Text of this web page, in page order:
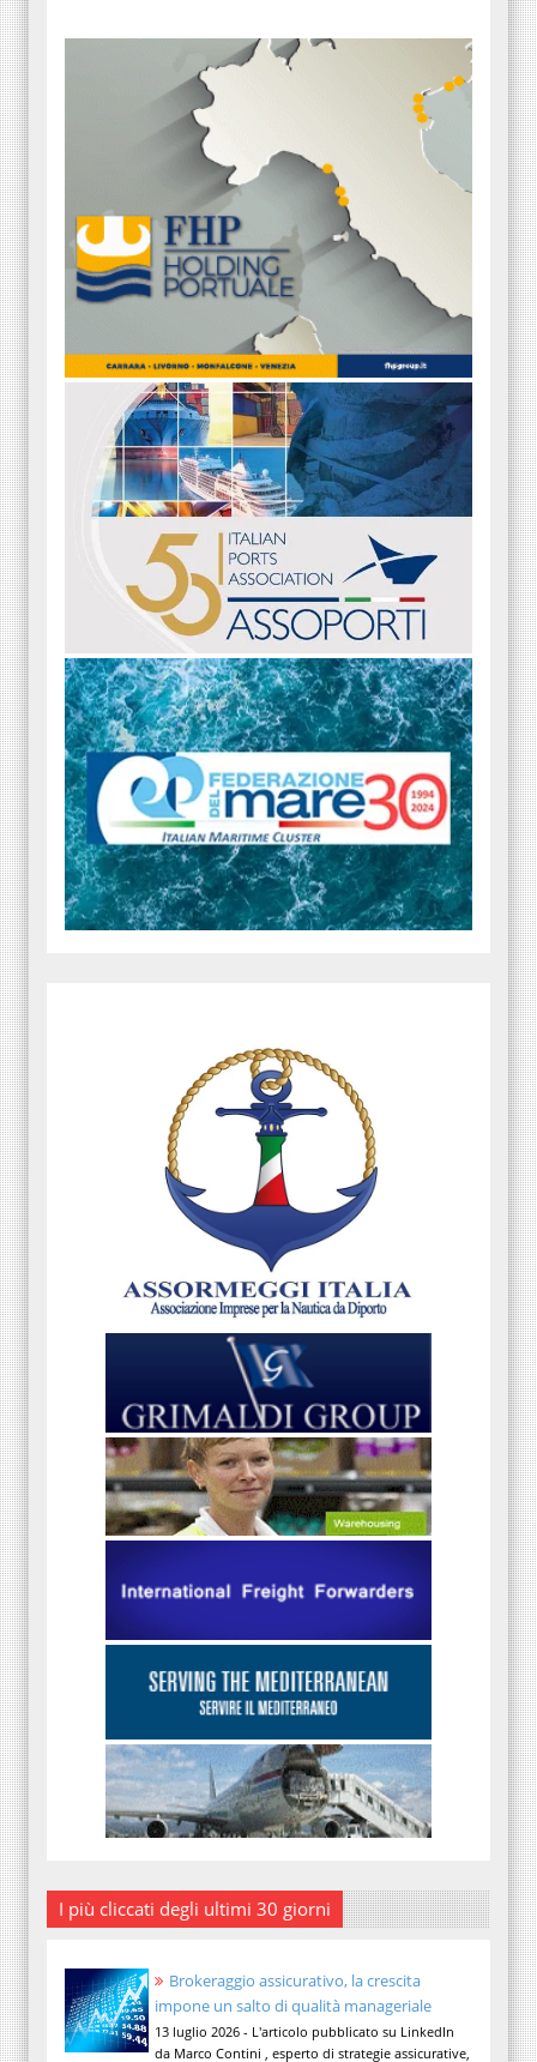
I più cliccati degli ultimi 30 giorni
Brokeraggio assicurativo, la crescita
impone un salto di qualità manageriale
13 luglio 2026 - L'articolo pubblicato su LinkedIn
da Marco Contini , esperto di strategie assicurative,